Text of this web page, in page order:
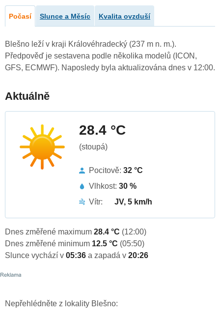
Počasí Slunce a Měsíc Kvalita ovzduší
Blešno leží v kraji Královéhradecký (237 m n. m.).
Předpověď je sestavena podle několika modelů (ICON,
GFS, ECMWF). Naposledy byla aktualizována dnes v 12:00.
Aktuálně
28.4 °C
(stoupá)
Pocitově: 32 °C
Vlhkost: 30 %
Vítr:
JV, 5 km/h
Dnes změřené maximum 28.4 °C (12:00)
Dnes změřené minimum 12.5 °C (05:50)
Slunce vychází v 05:36 a zapadá v 20:26
Nepřehlédněte z lokality Blešno: